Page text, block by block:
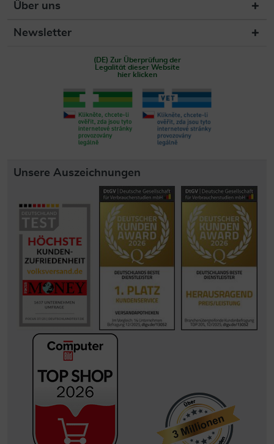
Über uns
Newsletter
(DE) Zur Überprüfung der
Legalität dieser Website
hier klicken
Unsere Auszeichnungen